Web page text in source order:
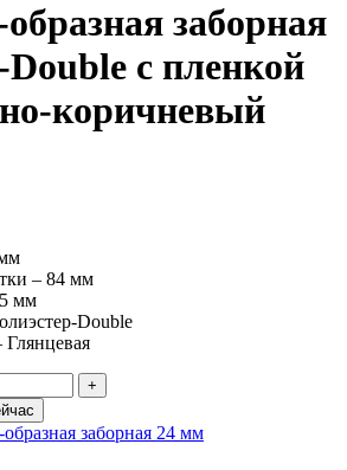
заборная
Double с пленкой
коричневый
– 84 мм
мм
Double
заборная 24 мм